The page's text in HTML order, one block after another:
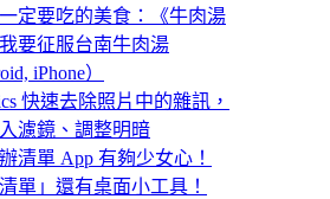
定要吃的美食：《牛肉湯
要征服台南牛肉湯
iPhone）
快速去除照片中的雜訊，
濾鏡、調整明暗
清單 App 有夠少女心！
清單」還有桌面小工具！